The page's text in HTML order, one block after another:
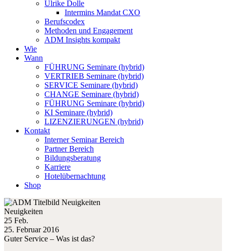
Ulrike Dolle
Intermins Mandat CXO
Berufscodex
Methoden und Engagement
ADM Insights kompakt
Wie
Wann
FÜHRUNG Seminare (hybrid)
VERTRIEB Seminare (hybrid)
SERVICE Seminare (hybrid)
CHANGE Seminare (hybrid)
FÜHRUNG Seminare (hybrid)
KI Seminare (hybrid)
LIZENZIERUNGEN (hybrid)
Kontakt
Interner Seminar Bereich
Partner Bereich
Bildungsberatung
Karriere
Hotelübernachtung
Shop
Neuigkeiten
25 Feb.
25. Februar 2016
Guter Service – Was ist das?